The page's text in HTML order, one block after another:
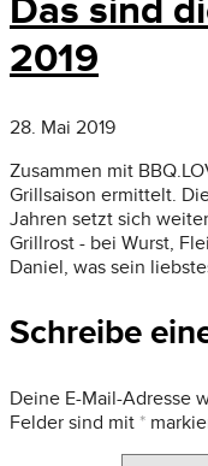
Das sind
2019
28. Mai 2019
Zusammen mit
Grillsaison ermittelt.
Jahren setzt sich
Grillrost - bei Wurst,
Daniel, was sein
Schreibe
Deine E-Mail-Adresse
Felder sind mit *